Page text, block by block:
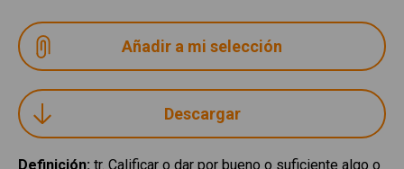
Descargar
Definición: tr. Calificar o dar por bueno o suficiente algo o